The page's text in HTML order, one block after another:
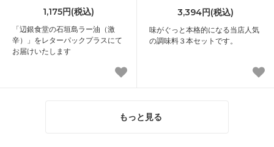
1,175円(税込)
「辺銀食堂の石垣島ラー油（激
辛）」をレターパックプラスにて
お届けいたします
3,394円(税込)
味がぐっと本格的になる当店人気
の調味料３本セットです。
もっと見る